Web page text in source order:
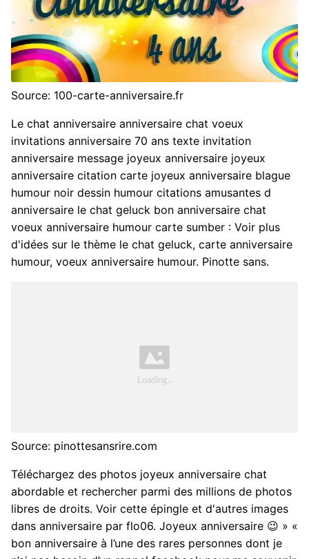
Source: 100-carte-anniversaire.fr
Le chat anniversaire anniversaire chat voeux
invitations anniversaire 70 ans texte invitation
anniversaire message joyeux anniversaire joyeux
anniversaire citation carte joyeux anniversaire blague
humour noir dessin humour citations amusantes d
anniversaire le chat geluck bon anniversaire chat
voeux anniversaire humour carte sumber : Voir plus
d'idées sur le thème le chat geluck, carte anniversaire
humour, voeux anniversaire humour. Pinotte sans.
Source: pinottesansrire.com
Téléchargez des photos joyeux anniversaire chat
abordable et rechercher parmi des millions de photos
libres de droits. Voir cette épingle et d'autres images
dans anniversaire par flo06. Joyeux anniversaire 😉 » «
bon anniversaire à l’une des rares personnes dont je